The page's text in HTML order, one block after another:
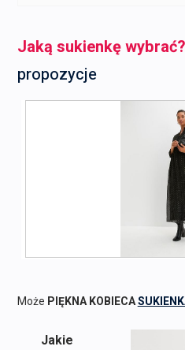
Jaką sukienkę wybrać?
propozycje
Może PIĘKNA KOBIECA
Jakie